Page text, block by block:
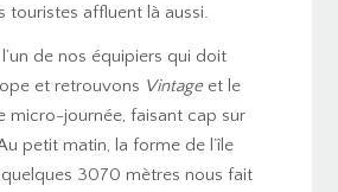
touristes affluent là aussi.
de nos équipiers qui doit
et retrouvons Vintageet le
micro-journée, faisant cap sur
petit matin, la forme de l’île
3070 mètres nous fait